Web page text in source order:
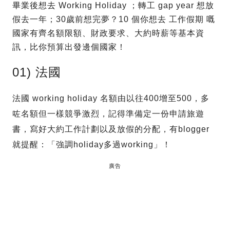
畢業後想去 Working Holiday ；轉工 gap year 想放
假去一年；30歲前想完夢？10 個你想去 工作假期 嘅
國家有齊名額限額、財政要求、大約時薪等基本資
訊，比你預算出發邊個國家！
01) 法國
法國 working holiday 名額由以往400增至500，多
咗名額但一樣競爭激烈，記得準備定一份申請旅遊
書，寫好大約工作計劃以及放假的分配，有blogger
就提醒：「強調holiday多過working」！
廣告